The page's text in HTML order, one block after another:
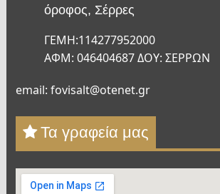
όροφος, Σέρρες
ΓΕΜΗ:114277952000
ΑΦΜ: 046404687 ΔΟΥ: ΣΕΡΡΩΝ
email: fovisalt@otenet.gr
Τα γραφεία μας